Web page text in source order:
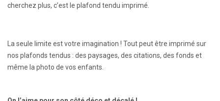
cherchez plus, c’est le plafond tendu imprimé.
La seule limite est votre imagination ! Tout peut être imprimé sur
nos plafonds tendus : des paysages, des citations, des fonds et
même la photo de vos enfants.